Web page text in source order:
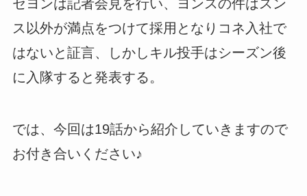
セヨンは記者会見を行い、ヨンスの件はスン
ス以外が満点をつけて採用となりコネ入社で
はないと証言、しかしキル投手はシーズン後
に入隊すると発表する。
では、今回は19話から紹介していきますので
お付き合いください♪